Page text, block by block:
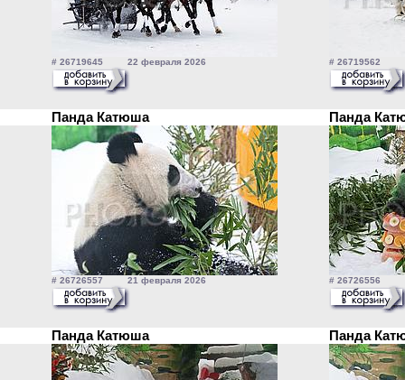
# 26719645 22 февраля 2026 # 26719562
Панда Катюша Панда
# 26726557 21 февраля 2026 # 26726556
Панда Катюша Панда